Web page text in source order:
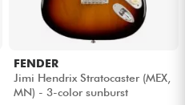
FENDER
Jimi Hendrix Stratocaster (MEX,
MN) - 3-color sunburst